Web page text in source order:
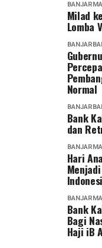
Rekening Zakat,
Bank Kalsel Syariah:
6500844928 (Zakat)
6500846214 (Infak
A.n Unit
Konsultasi dan
Bank Kalsel:
#UPZBankKalsel
#Baznas
Post Views: 34
Sebarkan
WhatsApp 0
Milad
Lomba
Normal
Bank
dan
Hari
Bank
Bagi
Haji iB